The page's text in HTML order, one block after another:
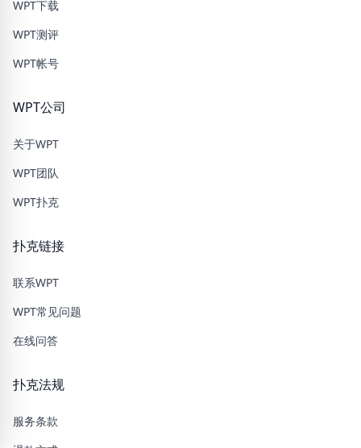
WPT下载
WPT测评
WPT帐号
WPT公司
关于WPT
WPT团队
WPT扑克
扑克链接
联系WPT
WPT常见问题
在线问答
扑克法规
服务条款